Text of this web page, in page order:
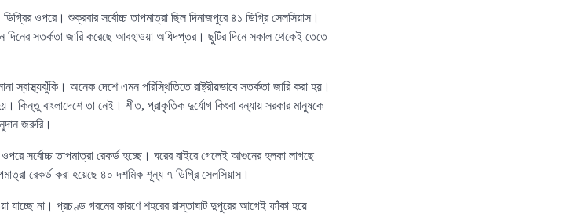
ওপরে। শুক্রবার সর্বোচ্চ তাপমাত্রা ছিল দিনাজপুরে ৪১ ডিগ্রি সেলসিয়াস।
দিনের সতর্কতা জারি করেছে আবহাওয়া অধিদপ্তর। ছুটির দিনে সকাল থেকেই তেতে
স্বাস্থ্যঝুঁকি। অনেক দেশে এমন পরিস্থিতিতে রাষ্ট্রীয়ভাবে সতর্কতা জারি করা হয়।
কিন্তু বাংলাদেশে তা নেই। শীত, প্রাকৃতিক দুর্যোগ কিংবা বন্যায় সরকার মানুষকে
জরুরি।
সর্বোচ্চ তাপমাত্রা রেকর্ড হচ্ছে। ঘরের বাইরে গেলেই আগুনের হলকা লাগছে
রেকর্ড করা হয়েছে ৪০ দশমিক শূন্য ৭ ডিগ্রি সেলসিয়াস।
যাচ্ছে না। প্রচণ্ড গরমের কারণে শহরের রাস্তাঘাট দুপুরের আগেই ফাঁকা হয়ে